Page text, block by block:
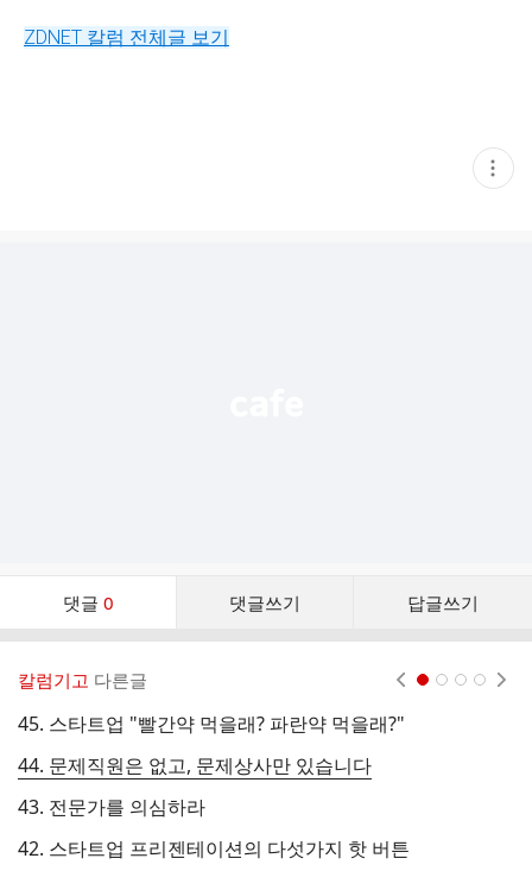
ZDNET 칼럼 전체글 보기
현
재
댓글 0 댓글쓰기 답글쓰기
댓
칼럼기고 다른글
45. 스타트업 "빨간약 먹을래? 파란약 먹을래?"
44. 문제직원은 없고, 문제상사만 있습니다
43. 전문가를 의심하라
42. 스타트업 프리젠테이션의 다섯가지 핫 버튼